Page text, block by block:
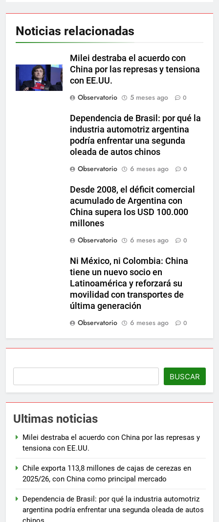
Noticias relacionadas
Milei destraba el acuerdo con
China por las represas y tensiona
con EE.UU.
Observatorio
5 meses ago 0
Dependencia de Brasil: por qué la
industria automotriz argentina
podría enfrentar una segunda
oleada de autos chinos
Observatorio
6 meses ago 0
Desde 2008, el déficit comercial
acumulado de Argentina con
China supera los USD 100.000
millones
Observatorio
6 meses ago 0
Ni México, ni Colombia: China
tiene un nuevo socio en
Latinoamérica y reforzará su
movilidad con transportes de
última generación
Observatorio
6 meses ago 0
BUSCAR
Ultimas noticias
Milei destraba el acuerdo con China por las represas y
tensiona con EE.UU.
Chile exporta 113,8 millones de cajas de cerezas en
2025/26, con China como principal mercado
Dependencia de Brasil: por qué la industria automotriz
argentina podría enfrentar una segunda oleada de autos